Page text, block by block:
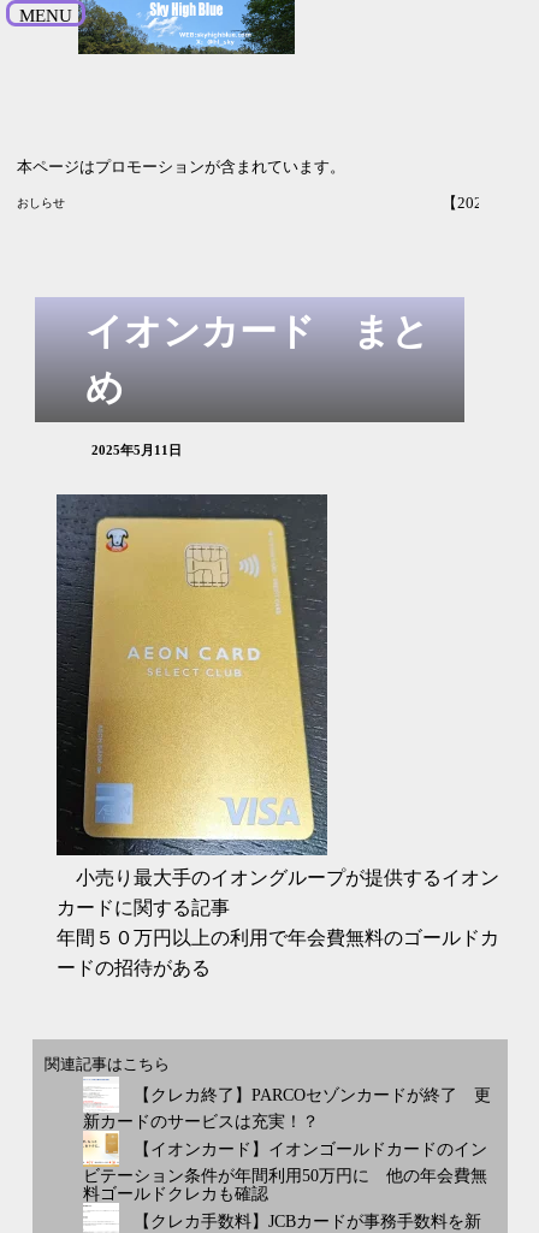
MENU
本ページはプロモーションが含まれています。
おしらせ 【2027年3月期1Q決算】バンダイナムコは増収増益 上
イオンカード まと
め
2025年5月11日
小売り最大手のイオングループが提供するイオン
カードに関する記事
年間５０万円以上の利用で年会費無料のゴールドカ
ードの招待がある
関連記事はこちら
【クレカ終了】PARCOセゾンカードが終了 更
新カードのサービスは充実！？
【イオンカード】イオンゴールドカードのイン
ビテーション条件が年間利用50万円に 他の年会費無
料ゴールドクレカも確認
【クレカ手数料】JCBカードが事務手数料を新